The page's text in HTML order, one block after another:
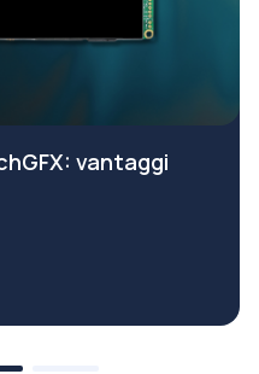
vantaggi